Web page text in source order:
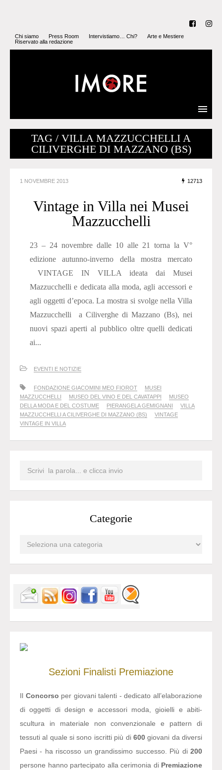
Chi siamo Press Room Intervistiamo… Chi?
Arte e Mestiere
Riservato alla redazione
TAG / VILLA MAZZUCCHELLI A
CILIVERGHE DI MAZZANO (BS)
1 NOVEMBRE 2013 12713
Vintage in Villa nei Musei
Mazzucchelli
23 – 24 novembre dalle 10 alle 21 torna la V°
edizione autunno-inverno della mostra mercato
VINTAGE IN VILLA ideata dai Musei
Mazzucchelli e dedicata alla moda, agli accessori e
agli oggetti d’epoca. La mostra si svolge nella Villa
Mazzucchelli a Ciliverghe di Mazzano (Bs), nei
nuovi spazi aperti al pubblico oltre quelli dedicati
ai...
EVENTI E NOTIZIE
FONDAZIONE GIACOMINI MEO FIOROT
MUSEI
MAZZUCCHELLI
MUSEO DEL VINO E DEL CAVATAPPI
MUSEO
DELLA MODA E DEL COSTUME
PIERANGELA GEMIGNANI
VILLA
MAZZUCCHELLI A CILIVERGHE DI MAZZANO (BS)
VINTAGE
VINTAGE IN VILLA
Categorie
Sezioni Finalisti Premiazione
Il Concorso per giovani talenti - dedicato all’elaborazione
di oggetti di design e accessori moda, gioielli e abiti-
scultura in materiale non convenzionale e pattern di
tessuti al quale si sono iscritti più di 600giovani da diversi
Paesi - ha riscosso un grandissimo successo. Più di 200
persone hanno partecipato alla cerimonia di Premiazione